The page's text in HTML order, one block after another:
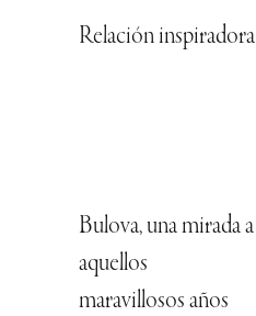
Relación inspiradora
Bulova, una mirada a
aquellos
maravillosos años